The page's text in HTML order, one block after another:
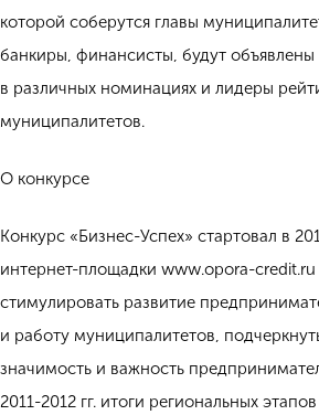
которой соберутся главы
банкиры, финансисты, будут объявлены
в различных номинациях и лидеры
муниципалитетов.
О конкурсе
Конкурс «Бизнес-Успех» стартовал в
интернет-площадки www.opora-
стимулировать развитие
и работу муниципалитетов,
значимость и важность
2011-2012 гг. итоги региональных